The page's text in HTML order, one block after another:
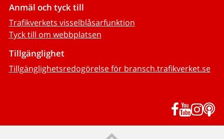
Anmäl och tyck till
Trafikverkets visselblåsarfunktion
Tyck till om webbplatsen
Tillgänglighet
Tillgänglighetsredogörelse för bransch.trafikverket.se
Facebook
YouTube